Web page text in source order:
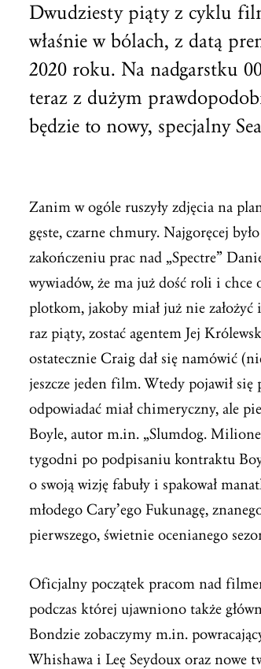
Dwudziesty piąty z cyklu
właśnie w bólach, z datą
2020 roku. Na nadgarstku
teraz z dużym
będzie to nowy, specjalny
Zanim w ogóle ruszyły zdjęcia na
gęste, czarne chmury. Najgoręcej
zakończeniu prac nad „Spectre”
wywiadów, że ma już dość roli i chce
plotkom, jakoby miał już nie
raz piąty, zostać agentem Jej
ostatecznie Craig dał się namówić
jeszcze jeden film. Wtedy pojawił
odpowiadać miał chimeryczny, ale
Boyle, autor m.in. „Slumdog.
tygodni po podpisaniu kontraktu
o swoją wizję fabuły i spakował
młodego Cary’ego Fukunagę,
pierwszego, świetnie ocenianego
Oficjalny początek pracom nad
podczas której ujawniono także
Bondzie zobaczymy m.in.
Whishawa i Leę Seydoux oraz nowe